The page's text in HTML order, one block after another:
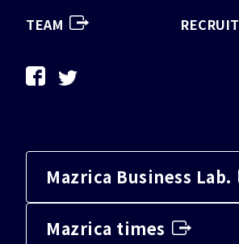
TEAM
RECRUIT
Mazrica Business Lab.
Mazrica times